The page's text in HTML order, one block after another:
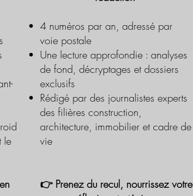
le
4 numéros par an, adressé par
voie postale
Une lecture approfondie : analyses
de fond, décryptages et dossiers
exclusifs
Rédigé par des journalistes experts
des filières construction,
architecture, immobilier et cadre de
vie
👉 Prenez du recul, nourrissez votre